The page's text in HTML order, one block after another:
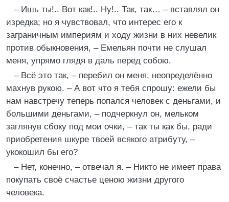
– Ишь ты!.. Вот как!.. Ну!.. Так, так… – вставлял он
изредка; но я чувствовал, что интерес его к
заграничным империям и ходу жизни в них невелик
против обыкновения, – Емельян почти не слушал
меня, упрямо глядя в даль перед собою.
– Всё это так, – перебил он меня, неопределённо
махнув рукою. – А вот что я тебя спрошу: ежели бы
нам навстречу теперь попался человек с деньгами, и
большими деньгами, – подчеркнул он, мельком
заглянув сбоку под мои очки, – так ты как бы, ради
приобретения шкуре твоей всякого атрибуту, –
укокошил бы его?
– Нет, конечно, – отвечал я. – Никто не имеет права
покупать своё счастье ценою жизни другого
человека.